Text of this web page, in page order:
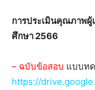
การประเมินคุณภาพผู้
ศึกษา 2566
– ฉบับข้อสอบ แบบท
https://